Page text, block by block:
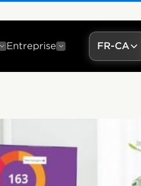
Entreprise FR-CA